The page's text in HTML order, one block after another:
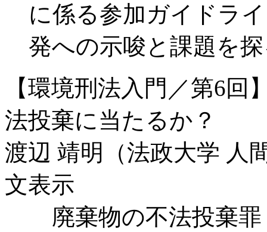
に係る参加ガイドラ
発への示唆と課題を
【環境刑法入門／第6
法投棄に当たるか？
渡辺 靖明（法政大学 人
文表示
廃棄物の不法投棄罪